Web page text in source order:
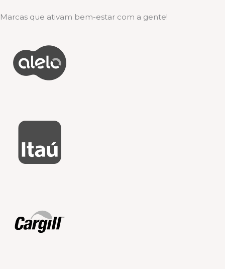
Marcas que ativam bem-estar com a gente!